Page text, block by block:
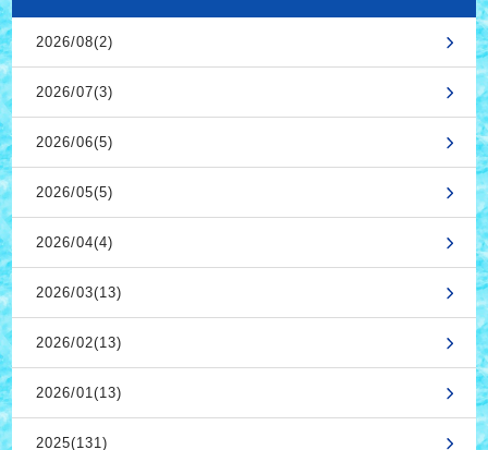
2026/08(2)
2026/07(3)
2026/06(5)
2026/05(5)
2026/04(4)
2026/03(13)
2026/02(13)
2026/01(13)
2025(131)